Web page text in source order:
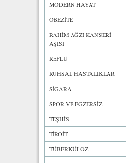
MODERN HAYAT
OBEZİTE
RAHİM AĞZI KANSERİ
AŞISI
REFLÜ
RUHSAL HASTALIKLAR
SİGARA
SPOR VE EGZERSİZ
TEŞHİS
TİROİT
TÜBERKÜLOZ